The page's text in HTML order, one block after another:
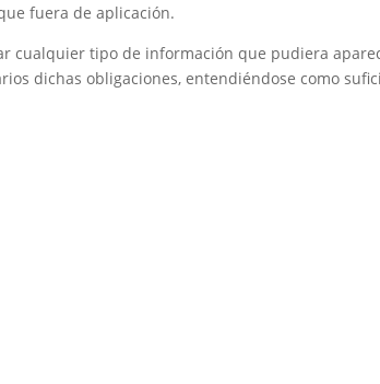
fuera de aplicación.
cualquier tipo de información que pudiera
dichas obligaciones, entendiéndose como